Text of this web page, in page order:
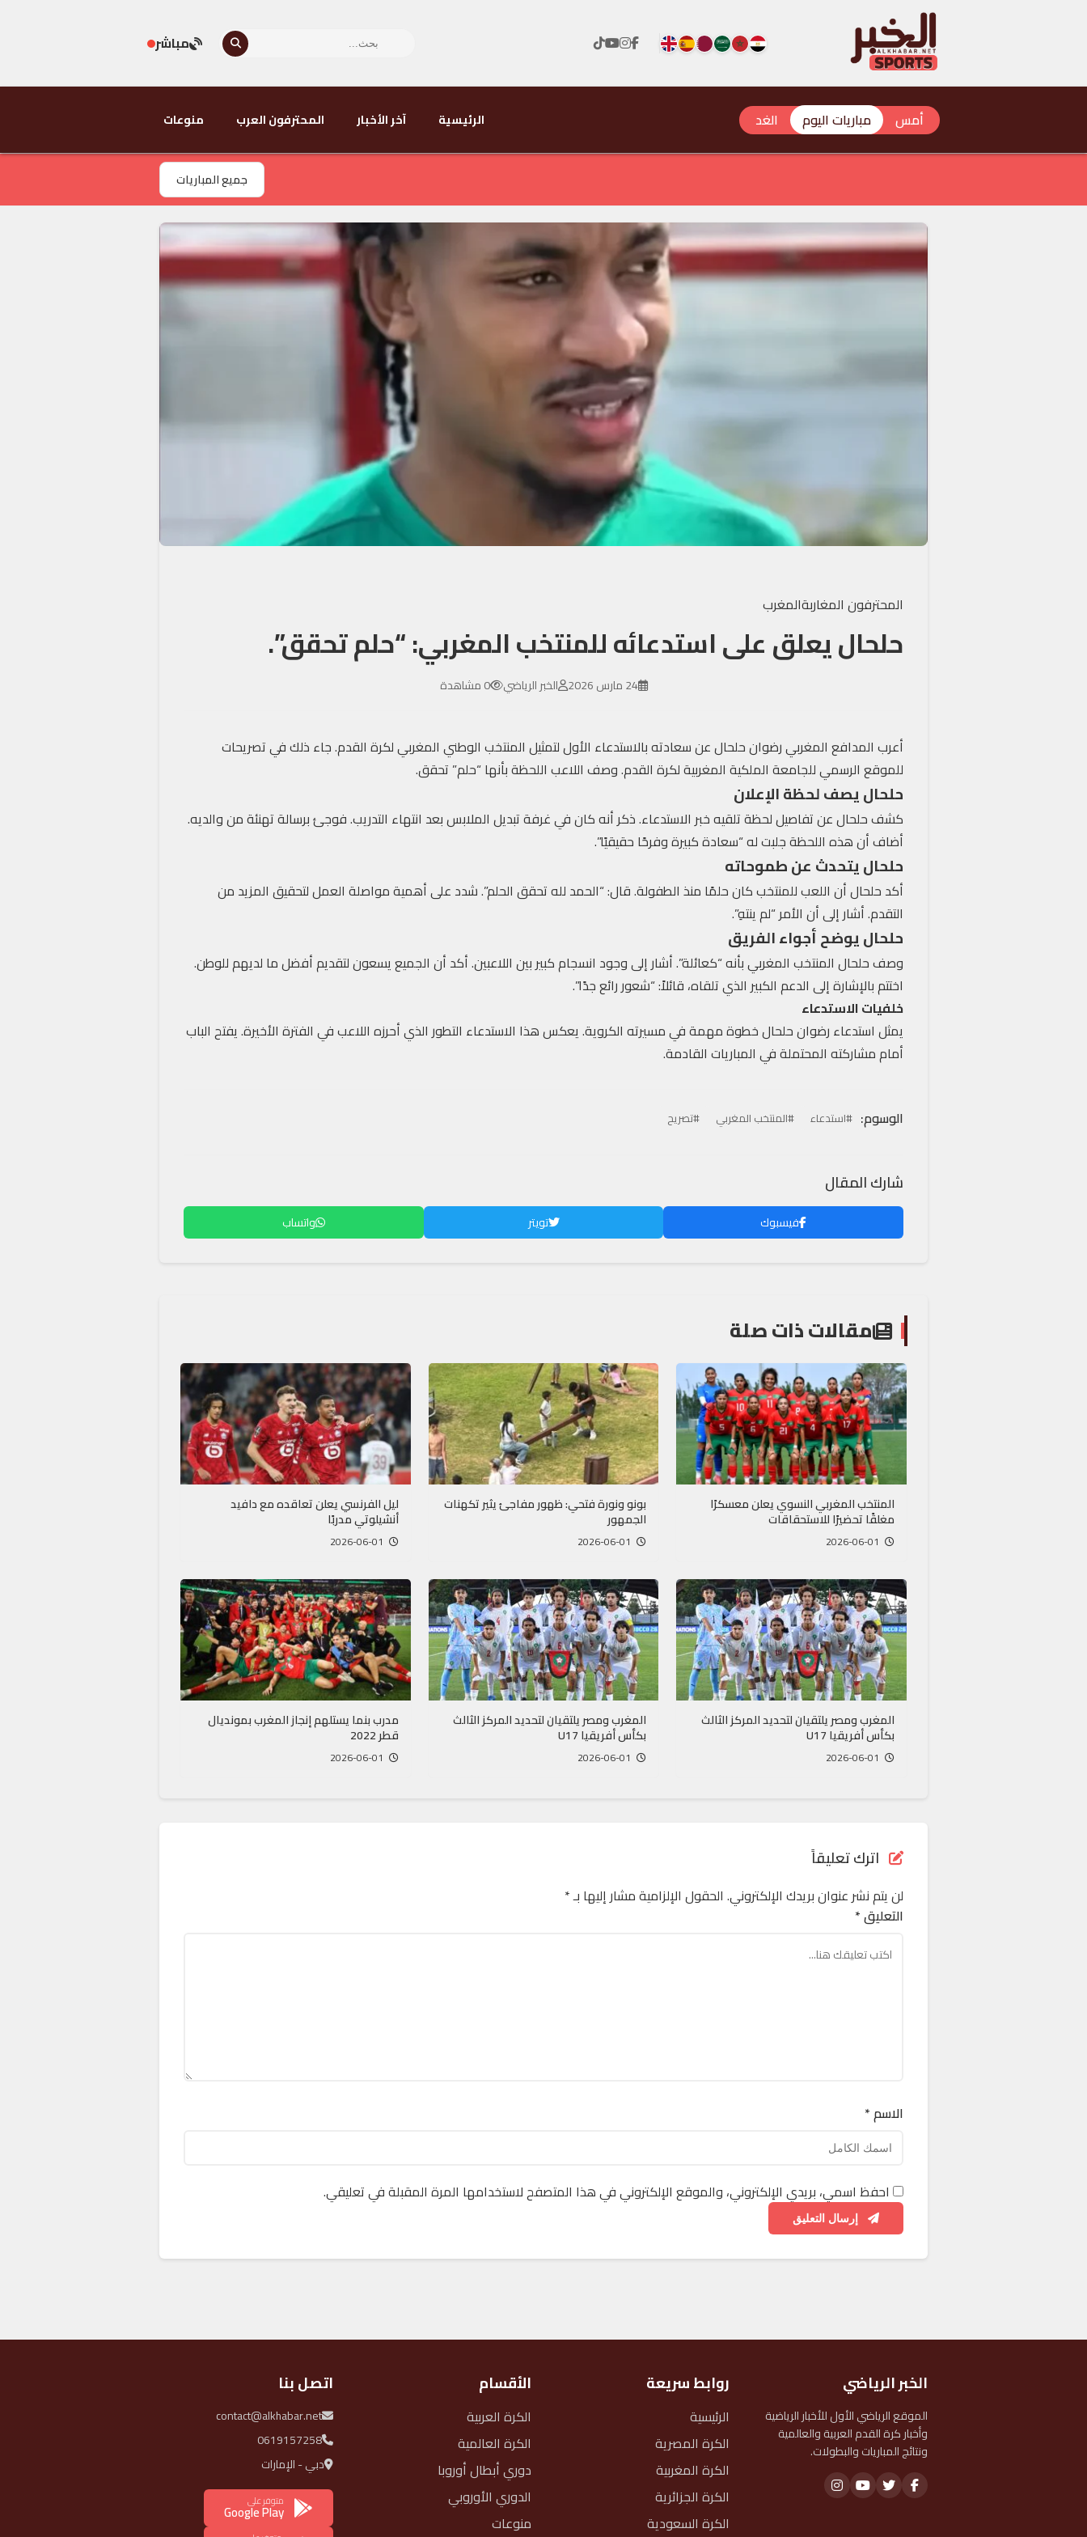
مباشر
أمس مباريات اليوم الغد الرئيسية آخر الأخبار المحترفون العرب منوعات
جميع المباريات
المحترفون المغاربةالمغرب
حلحال يعلق على استدعائه للمنتخب المغربي: “حلم تحقق”.
24 مارس 2026 الخبر الرياضي 0 مشاهدة
أعرب المدافع المغربي رضوان حلحال عن سعادته بالاستدعاء الأول لتمثيل المنتخب الوطني المغربي لكرة القدم. جاء ذلك في تصريحات
للموقع الرسمي للجامعة الملكية المغربية لكرة القدم. وصف اللاعب اللحظة بأنها “حلم” تحقق.
حلحال يصف لحظة الإعلان
كشف حلحال عن تفاصيل لحظة تلقيه خبر الاستدعاء. ذكر أنه كان في غرفة تبديل الملابس بعد انتهاء التدريب. فوجئ برسالة تهنئة من والديه.
أضاف أن هذه اللحظة جلبت له “سعادة كبيرة وفرحًا حقيقيًا”.
حلحال يتحدث عن طموحاته
أكد حلحال أن اللعب للمنتخب كان حلمًا منذ الطفولة. قال: “الحمد لله تحقق الحلم”. شدد على أهمية مواصلة العمل لتحقيق المزيد من
التقدم. أشار إلى أن الأمر “لم ينتهِ”.
حلحال يوضح أجواء الفريق
وصف حلحال المنتخب المغربي بأنه “كعائلة”. أشار إلى وجود انسجام كبير بين اللاعبين. أكد أن الجميع يسعون لتقديم أفضل ما لديهم للوطن.
اختتم بالإشارة إلى الدعم الكبير الذي تلقاه، قائلاً: “شعور رائع جدًا”.
خلفيات الاستدعاء
يمثل استدعاء رضوان حلحال خطوة مهمة في مسيرته الكروية. يعكس هذا الاستدعاء التطور الذي أحرزه اللاعب في الفترة الأخيرة. يفتح الباب
أمام مشاركته المحتملة في المباريات القادمة.
الوسوم: #استدعاء #المنتخب المغربي #تصريح
شارك المقال
فيسبوك تويتر واتساب
مقالات ذات صلة
المنتخب المغربي النسوي يعلن معسكرًا
مغلقًا تحضيرًا للاستحقاقات
بونو ونورة فتحي: ظهور مفاجئ يثير تكهنات
الجمهور
ليل الفرنسي يعلن تعاقده مع دافيد
أنشيلوتي مدربًا
المغرب ومصر يلتقيان لتحديد المركز الثالث
بكأس أفريقيا U17
المغرب ومصر يلتقيان لتحديد المركز الثالث
بكأس أفريقيا U17
مدرب بنما يستلهم إنجاز المغرب بمونديال
قطر 2022
اترك تعليقاً
لن يتم نشر عنوان بريدك الإلكتروني. الحقول الإلزامية مشار إليها بـ*
التعليق *
الاسم *
احفظ اسمي، بريدي الإلكتروني، والموقع الإلكتروني في هذا المتصفح لاستخدامها المرة المقبلة في تعليقي.
الخبر الرياضي
الموقع الرياضي الأول للأخبار الرياضية
وأخبار كرة القدم العربية والعالمية
ونتائج المباريات والبطولات.
روابط سريعة
الرئيسية
الكرة المصرية
الكرة المغربية
الكرة الجزائرية
الكرة السعودية
الأقسام
الكرة العربية
الكرة العالمية
دوري أبطال أوروبا
الدوري الأوروبي
منوعات
اتصل بنا
contact@alkhabar.net
0619157258
دبي - الإمارات
متوفر على
Google Play